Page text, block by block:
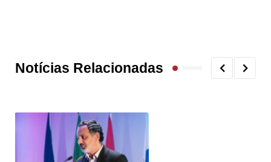
Notícias Relacionadas